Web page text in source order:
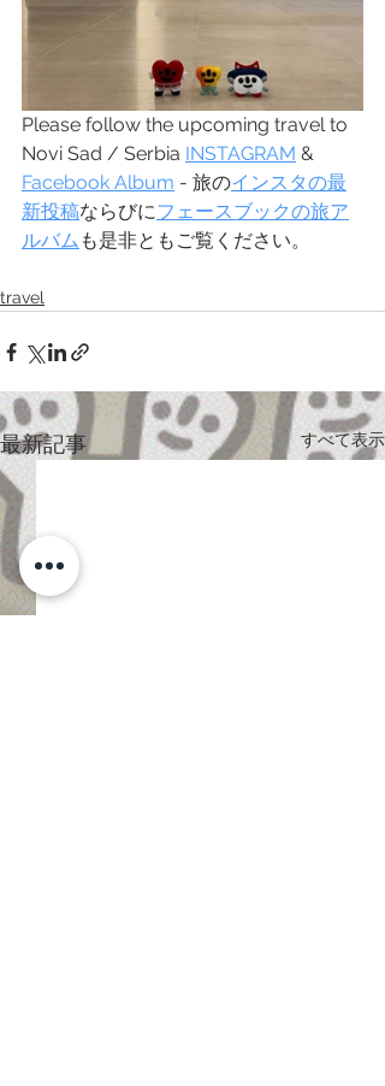
Please follow the upcoming travel to
Novi Sad / Serbia INSTAGRAM &
Facebook Album - 旅のインスタの最
新投稿ならびにフェースブックの旅ア
ルバム も是非ともご覧ください。
travel
最新記事 すべて表示